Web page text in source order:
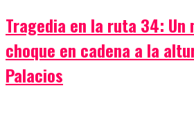
Tragedia en la ruta 34:
choque en cadena a la
Palacios